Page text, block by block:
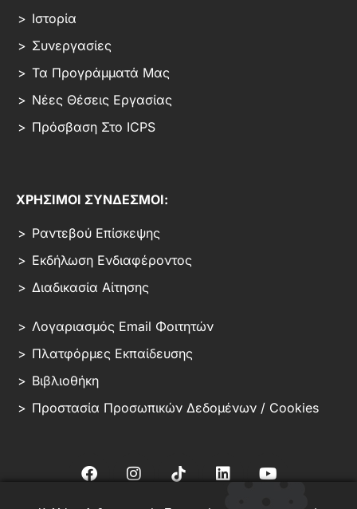
Ιστορία
Συνεργασίες
Τα Προγράμματά Μας
Νέες Θέσεις Εργασίας
Πρόσβαση Στο ICPS
ΧΡΗΣΙΜΟΙ ΣΥΝΔΕΣΜΟΙ:
Ραντεβού Επίσκεψης
Εκδήλωση Ενδιαφέροντος
Διαδικασία Αίτησης
Λογαριασμός Email Φοιτητών
Πλατφόρμες Εκπαίδευσης
Βιβλιοθήκη
Προστασία Προσωπικών Δεδομένων / Cookies